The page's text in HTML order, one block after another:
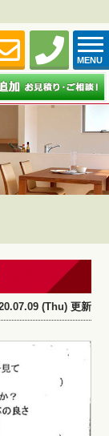
MENU
(Thu) 更新